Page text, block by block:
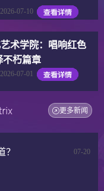
2026-07-10
术学院：唱响红色
不朽篇章
2026-07-01
更多新闻
07-20